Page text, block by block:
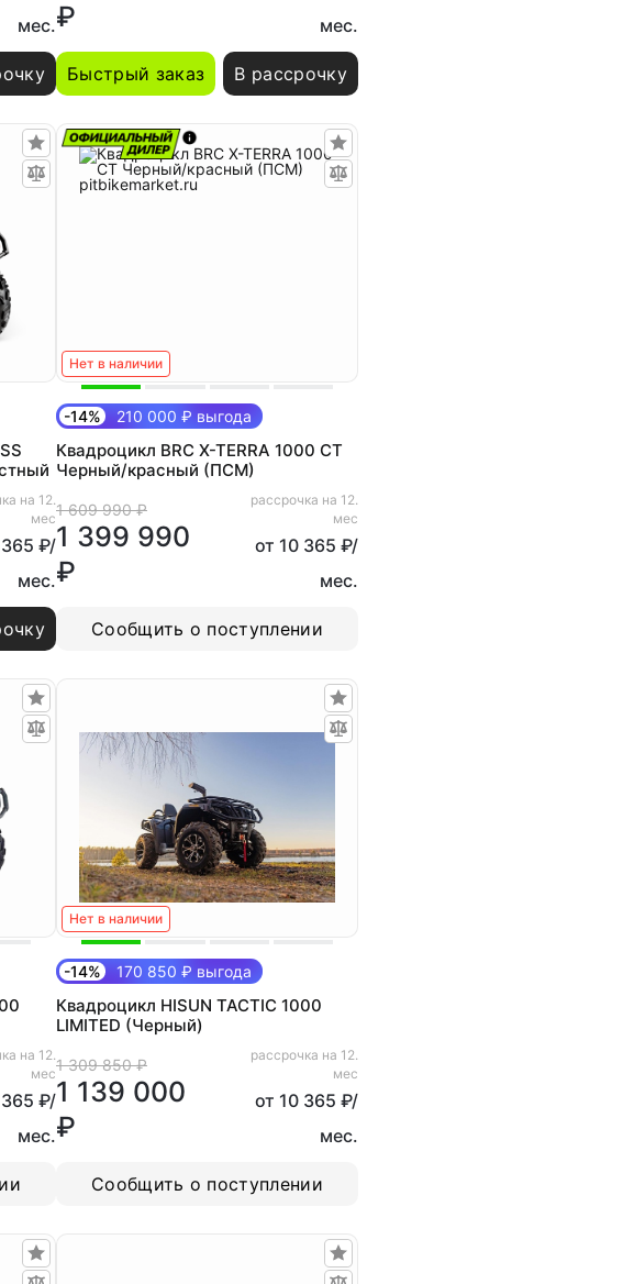
мес.₽
мес.
Быстрый заказ В рассрочку
на 12.
мес
₽/
мес.
Нет в наличии
-14% 210 000 ₽ выгода
Квадроцикл BRC X-TERRA 1000 CT
Черный/красный (ПСМ)
1 609 990 ₽
1 399 990
₽
рассрочка на 12.
мес
от 10 365 ₽/
мес.
Сообщить о поступлении
на 12.
мес
₽/
мес.
Нет в наличии
-14% 170 850 ₽ выгода
Квадроцикл HISUN TACTIC 1000
LIMITED (Черный)
1 309 850 ₽
1 139 000
₽
рассрочка на 12.
мес
от 10 365 ₽/
мес.
Сообщить о поступлении